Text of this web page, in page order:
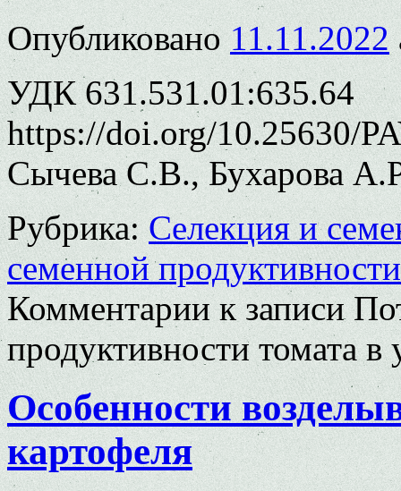
Опубликовано 11.11.2022
УДК 631.531.01:635.64
https://doi.org/10.25630/
Сычева С.В., Бухарова
Рубрика: Селекция и
семенной продуктивности
Комментариик записи
продуктивности томата
Особенности
картофеля